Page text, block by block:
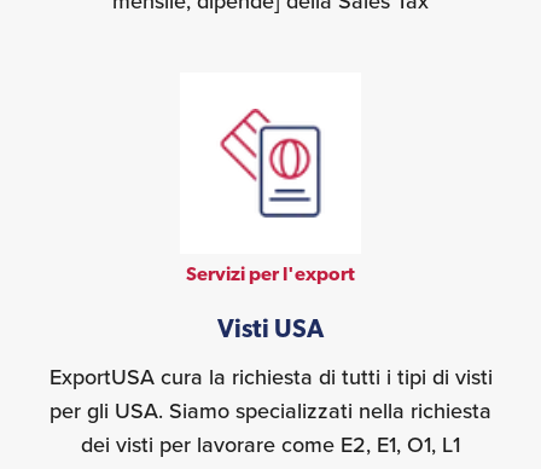
Servizi per l'export
Visti USA
ExportUSA cura la richiesta di tutti i tipi di visti
per gli USA. Siamo specializzati nella richiesta
dei visti per lavorare come E2, E1, O1, L1